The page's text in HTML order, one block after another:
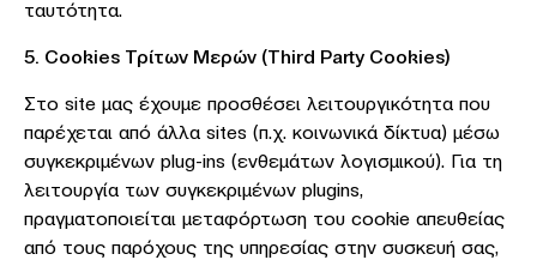
ταυτότητα.
5. Cookies Τρίτων Μερών (Third Party Cookies)
Στο site μας έχουμε προσθέσει λειτουργικότητα που
παρέχεται από άλλα sites (π.χ. κοινωνικά δίκτυα) μέσω
συγκεκριμένων plug-ins (ενθεμάτων λογισμικού). Για τη
λειτουργία των συγκεκριμένων plugins,
πραγματοποιείται μεταφόρτωση του cookie απευθείας
από τους παρόχους της υπηρεσίας στην συσκευή σας,